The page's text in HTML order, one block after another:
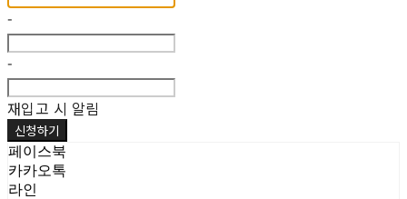
-
-
재입고 시 알림
신청하기
페이스북
카카오톡
라인